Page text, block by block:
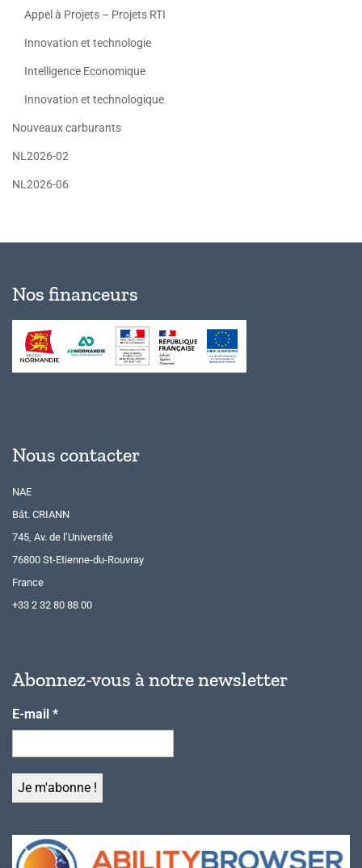
Appel à Projets – Projets RTI
Innovation et technologie
Intelligence Economique
Innovation et technologique
Nouveaux carburants
NL2026-02
NL2026-06
Nos financeurs
Nous contacter
NAE
Bât. CRIANN
745, Av. de l’Université
76800 St-Etienne-du-Rouvray
France
+33 2 32 80 88 00
Abonnez-vous à notre newsletter
E-mail *